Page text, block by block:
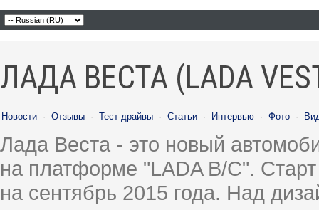
ЛАДА ВЕСТА (LADA
Новости · Отзывы · Тест-драйвы · Статьи · Интервью · Фото ·
Лада Веста - это новый
на платформе "LADA B/C".
на сентябрь 2015 года. Над